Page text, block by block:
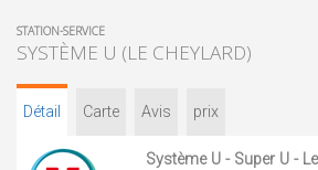
STATION-SERVICE
SYSTÈME U (LE CHEYLARD)
Détail Carte Avis prix
Système U - Super U -